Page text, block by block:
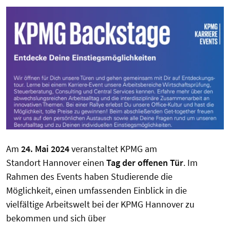
Am 24. Mai 2024veranstaltet KPMG am
Standort Hannover einen Tag der offenen Tür. Im
Rahmen des Events haben Studierende die
Möglichkeit, einen umfassenden Einblick in die
vielfältige Arbeitswelt bei der KPMG Hannover zu
bekommen und sich über